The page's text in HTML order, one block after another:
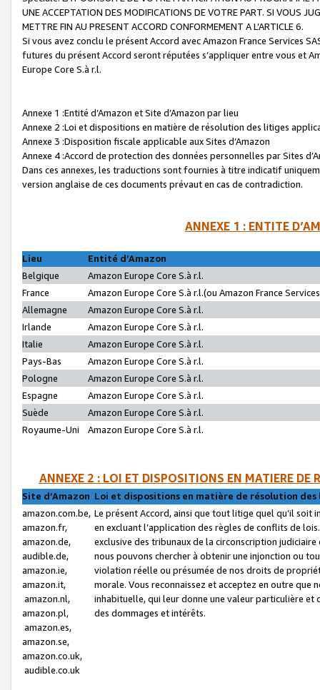
UNE ACCEPTATION DES MODIFICATIONS DE VOTRE PART. SI VOUS
METTRE FIN AU PRESENT ACCORD CONFORMEMENT A L’ARTICLE 6.
Si vous avez conclu le présent Accord avec Amazon France Services
futures du présent Accord seront réputées s’appliquer entre vous et
Europe Core S.à r.l.
Annexe 1 :Entité d’Amazon et Site d’Amazon par lieu
Annexe 2 :Loi et dispositions en matière de résolution des litiges
Annexe 3 :Disposition fiscale applicable aux Sites d’Amazon
Annexe 4 :Accord de protection des données personnelles par Sites
Dans ces annexes, les traductions sont fournies à titre indicatif
version anglaise de ces documents prévaut en cas de contradiction.
ANNEXE 1 : ENTITE
Lieu
Entité d’Amazon
Belgique
Amazon Europe Core S.à r.l.
France
Amazon Europe Core S.à r.l.(ou Amazon France
Allemagne
Amazon Europe Core S.à r.l.
Irlande
Amazon Europe Core S.à r.l.
Italie
Amazon Europe Core S.à r.l.
Pays-Bas
Amazon Europe Core S.à r.l.
Pologne
Amazon Europe Core S.à r.l.
Espagne
Amazon Europe Core S.à r.l.
Suède
Amazon Europe Core S.à r.l.
Royaume-Uni
Amazon Europe Core S.à r.l.
ANNEXE 2 : LOI ET DISPOSITIONS EN MATIERE DE
Site d’Amazon Loi et dispositions en matière de résolution
amazon.com.be,
amazon.fr,
amazon.de,
audible.de,
amazon.ie,
amazon.it,
amazon.nl,
amazon.pl,
amazon.es,
amazon.se,
amazon.co.uk,
audible.co.uk
Le présent Accord, ainsi que tout litige quel qu’il soit
en excluant l’application des règles de conflits de
exclusive des tribunaux de la circonscription
nous pouvons chercher à obtenir une injonction ou
violation réelle ou présumée de nos droits de
morale. Vous reconnaissez et acceptez en outre que
inhabituelle, qui leur donne une valeur particulière
des dommages et intérêts.